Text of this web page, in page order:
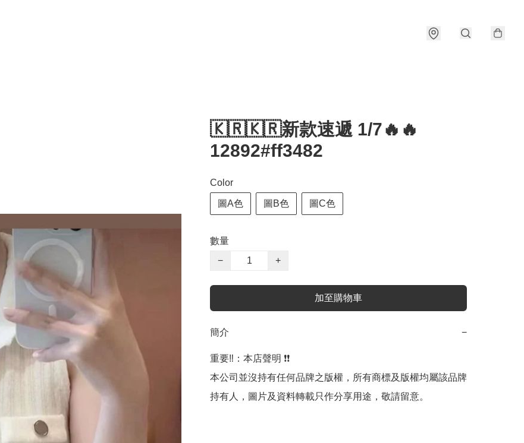
🇰🇷🇰🇷新款速遞 1/7🔥🔥
12892#ff3482
Color
圖A色 圖B色 圖C色
數量
−
+
加至購物車
簡介 −
重要‼️：本店聲明 ❗️❗️
本公司並沒持有任何品牌之版權，所有商標及版權均屬該品牌
持有人，圖片及資料轉載只作分享用途，敬請留意。